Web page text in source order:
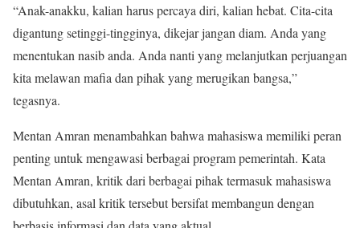
“Anak-anakku, kalian harus percaya diri, kalian hebat. Cita-cita
digantung setinggi-tingginya, dikejar jangan diam. Anda yang
menentukan nasib anda. Anda nanti yang melanjutkan perjuangan
kita melawan mafia dan pihak yang merugikan bangsa,”
tegasnya.
Mentan Amran menambahkan bahwa mahasiswa memiliki peran
penting untuk mengawasi berbagai program pemerintah. Kata
Mentan Amran, kritik dari berbagai pihak termasuk mahasiswa
dibutuhkan, asal kritik tersebut bersifat membangun dengan